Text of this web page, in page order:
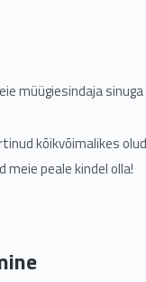
müügiesindaja
kõikvõimalikes
peale kindel olla!